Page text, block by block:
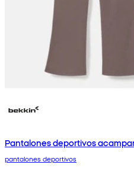
Pantalones deportivos
pantalones deportivos